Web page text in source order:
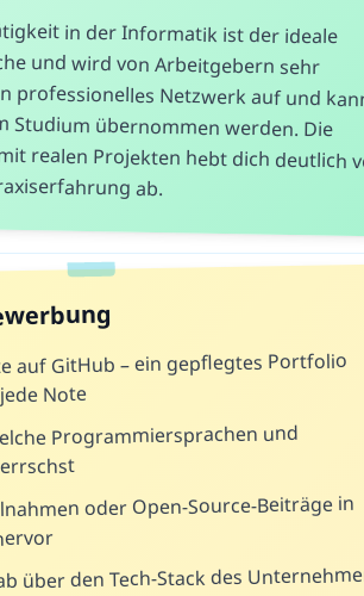
in der Informatik ist der ideale
und wird von Arbeitgebern sehr
Netzwerk auf und kannst
Studium übernommen werden. Die
realen Projekten hebt dich deutlich von
ab.
auf GitHub – ein gepflegtes Portfolio
Note
Programmiersprachen und
oder Open-Source-Beiträge in
über den Tech-Stack des